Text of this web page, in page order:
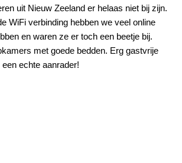
uit Nieuw Zeeland er helaas niet bij zijn.
WiFi verbinding hebben we veel online
en waren ze er toch een beetje bij.
met goede bedden. Erg gastvrije
echte aanrader!